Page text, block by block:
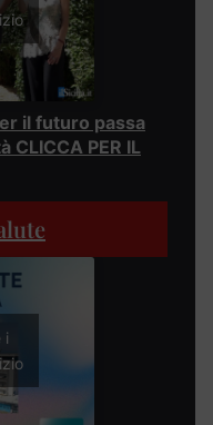
il futuro passa
CLICCA PER IL
i